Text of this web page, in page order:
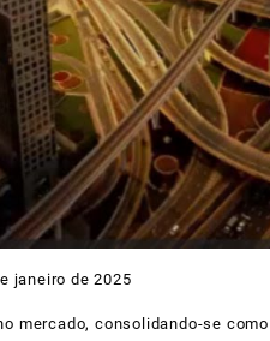
janeiro de 2025
mercado, consolidando-se